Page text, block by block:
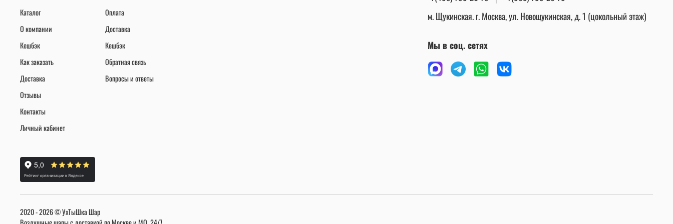
Каталог
О компании
Кешбэк
Как заказать
Доставка
Отзывы
Контакты
Личный кабинет
Оплата
Доставка
Кешбэк
Обратная связь
Вопросы и ответы
м. Щукинская. г. Москва, ул. Новощукинская, д. 1 (цокольный этаж)
Мы в соц. сетях
2020 - 2026 © УхТыШка Шар